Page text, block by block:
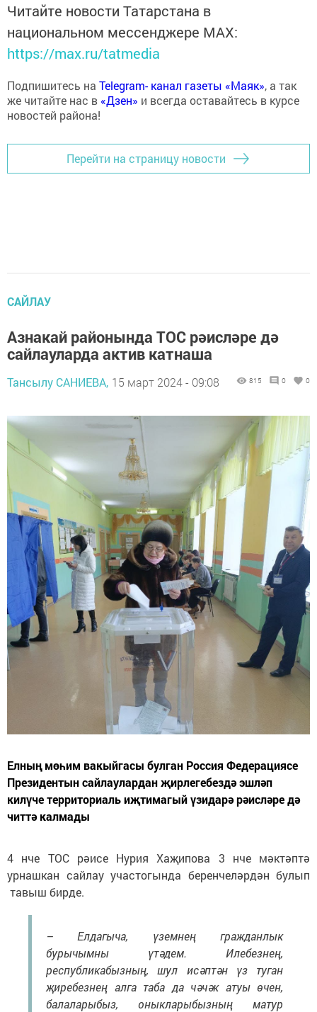
Читайте новости Татарстана в
национальном мессенджере MАХ:
https://max.ru/tatmedia
Подпишитесь на Telegram- канал газеты «Маяк», а так
же читайте нас в «Дзен» и всегда оставайтесь в курсе
новостей района!
Перейти на страницу новости
САЙЛАУ
Азнакай районында ТОС рәисләре дә
сайлауларда актив катнаша
Тансылу САНИЕВА, 15 март 2024 - 09:08 815 0 0
Елның мөһим вакыйгасы булган Россия Федерациясе
Президентын сайлаулардан җирлегебездә эшләп
килүче территориаль иҗтимагый үзидарә рәисләре дә
читтә калмады
4 нче ТОС рәисе Нурия Хаҗипова 3 нче мәктәптә
урнашкан сайлау участогында беренчеләрдән булып
тавыш бирде.
– Елдагыча, үземнең гражданлык
бурычымны үтәдем. Илебезнең,
республикабызның, шул исәптән үз туган
җиребезнең алга таба да чәчәк атуы өчен,
балаларыбыз, оныкларыбызның матур